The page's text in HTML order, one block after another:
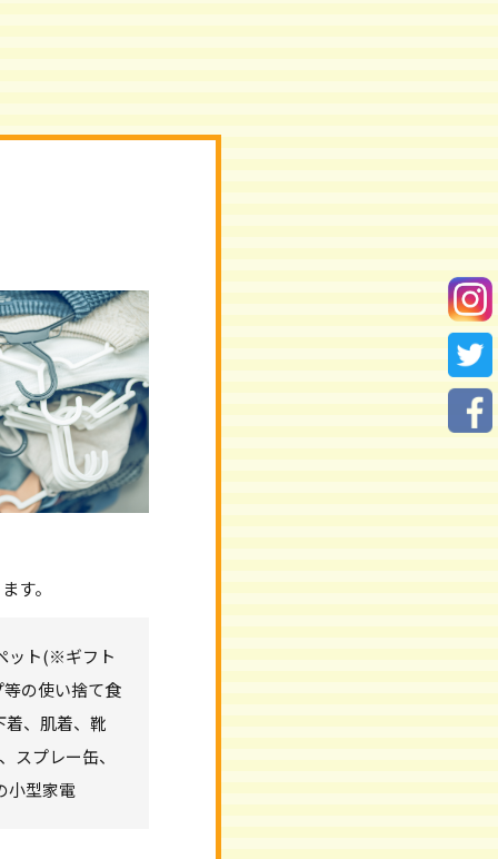
す。
ット(※ギフト
の使い捨て食
、肌着、靴
プレー缶、
小型家電